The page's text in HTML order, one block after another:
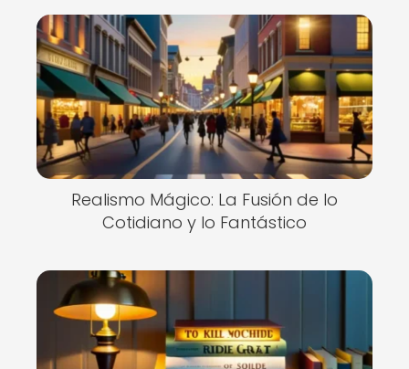
Realismo Mágico: La Fusión de lo
Cotidiano y lo Fantástico